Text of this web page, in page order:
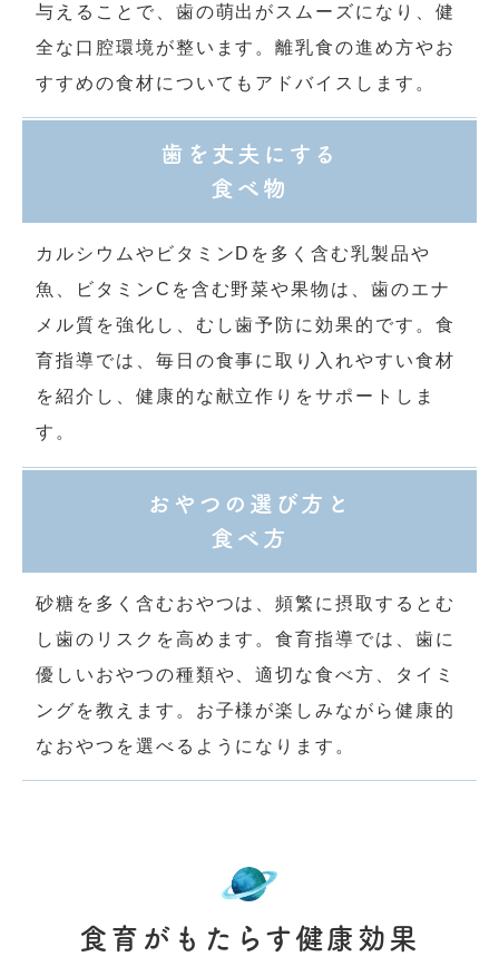
与えることで、歯の萌出がスムーズになり、健
全な口腔環境が整います。離乳食の進め方やお
すすめの食材についてもアドバイスします。
歯を丈夫にする
食べ物
カルシウムやビタミンDを多く含む乳製品や
魚、ビタミンCを含む野菜や果物は、歯のエナ
メル質を強化し、むし歯予防に効果的です。食
育指導では、毎日の食事に取り入れやすい食材
を紹介し、健康的な献立作りをサポートしま
す。
おやつの選び方と
食べ方
砂糖を多く含むおやつは、頻繁に摂取するとむ
し歯のリスクを高めます。食育指導では、歯に
優しいおやつの種類や、適切な食べ方、タイミ
ングを教えます。お子様が楽しみながら健康的
なおやつを選べるようになります。
食育がもたらす健康効果